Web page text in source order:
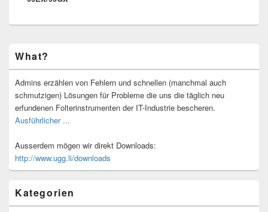
Seitenleisten-
Widgetbereich
What?
Admins erzählen von Fehlern und schnellen (manchmal auch
schmutzigen) Lösungen für Probleme die uns die täglich neu
erfundenen Folterinstrumenten der IT-Industrie bescheren.
Ausführlicher ...
Ausserdem mögen wir direkt Downloads:
http://www.ugg.li/downloads
Kategorien